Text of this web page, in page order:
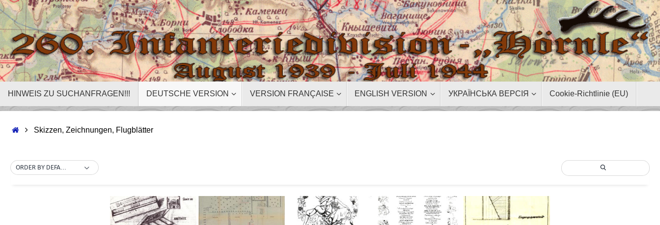
Zum
Inhalt
springen
Inhalt
springen
HINWEIS ZU SUCHANFRAGEN!!! DEUTSCHE VERSION VERSION FRANÇAISE ENGLISH VERSION УКРАЇНСЬКА ВЕРСІЯ Cookie-Richtlinie (EU)
StartSkizzen, Zeichnungen, Flugblätter
ORDER BY DEFAULT